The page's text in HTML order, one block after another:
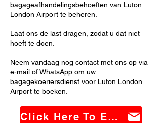
bagageafhandelingsbehoeften van Luton
London Airport te beheren.
Laat ons de last dragen, zodat u dat niet
hoeft te doen.
Neem vandaag nog contact met ons op via
e-mail of WhatsApp om uw
bagagekoeriersdienst voor Luton London
Airport te boeken.
Click Here To Email Us